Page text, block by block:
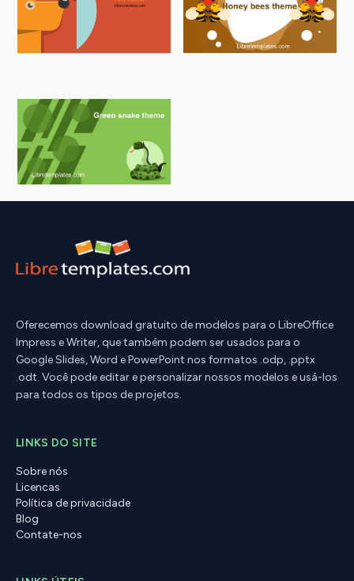
Oferecemos download gratuito de modelos para o LibreOffice
Impress e Writer, que também podem ser usados para o
Google Slides, Word e PowerPoint nos formatos .odp, .pptx
.odt. Você pode editar e personalizar nossos modelos e usá-los
para todos os tipos de projetos.
LINKS DO SITE
Sobre nós
Licencas
Política de privacidade
Blog
Contate-nos